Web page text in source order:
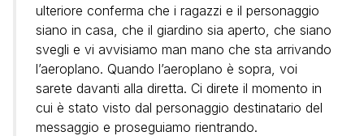
ulteriore conferma che i ragazzi e il personaggio
siano in casa, che il giardino sia aperto, che siano
svegli e vi avvisiamo man mano che sta arrivando
l’aeroplano. Quando l’aeroplano è sopra, voi
sarete davanti alla diretta. Ci direte il momento in
cui è stato visto dal personaggio destinatario del
messaggio e proseguiamo rientrando.